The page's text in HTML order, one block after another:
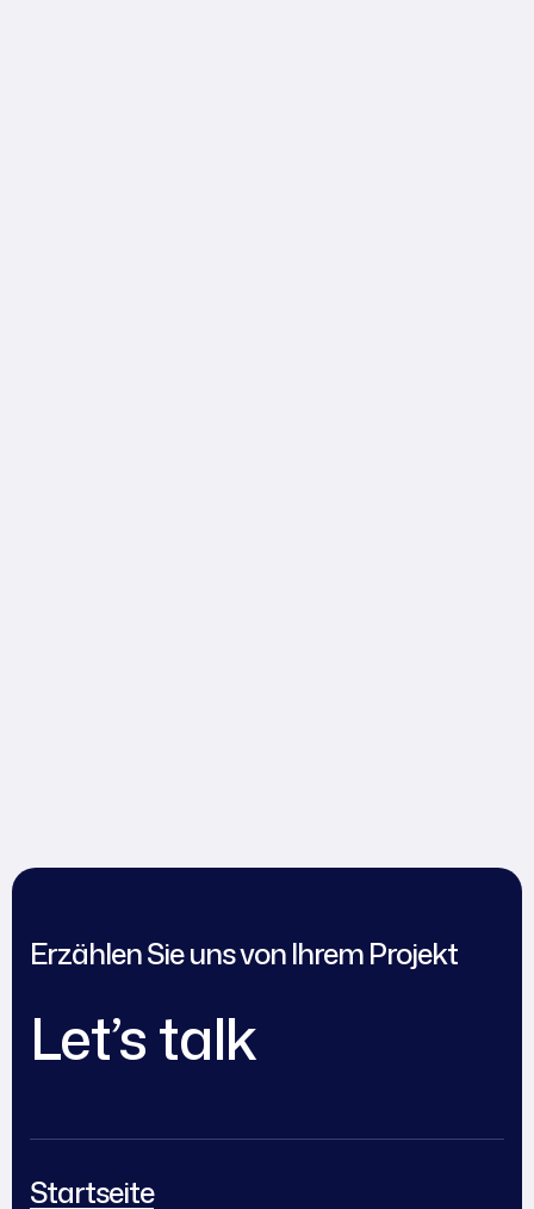
Erzählen Sie uns von Ihrem Projekt
Let’s talk
Startseite